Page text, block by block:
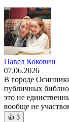
Павел Коковин
07.06.2026
В городе
публичных
это не
вообще не
👍 3